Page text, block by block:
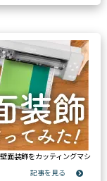
面装飾をカッティングマシ